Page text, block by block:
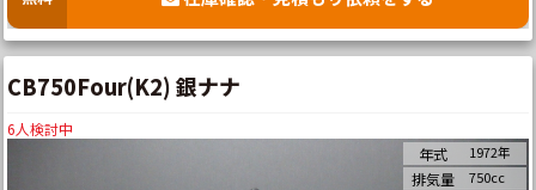
CB750Four(K2) 銀ナナ
6人検討中
年式 1972年
排気量 750cc